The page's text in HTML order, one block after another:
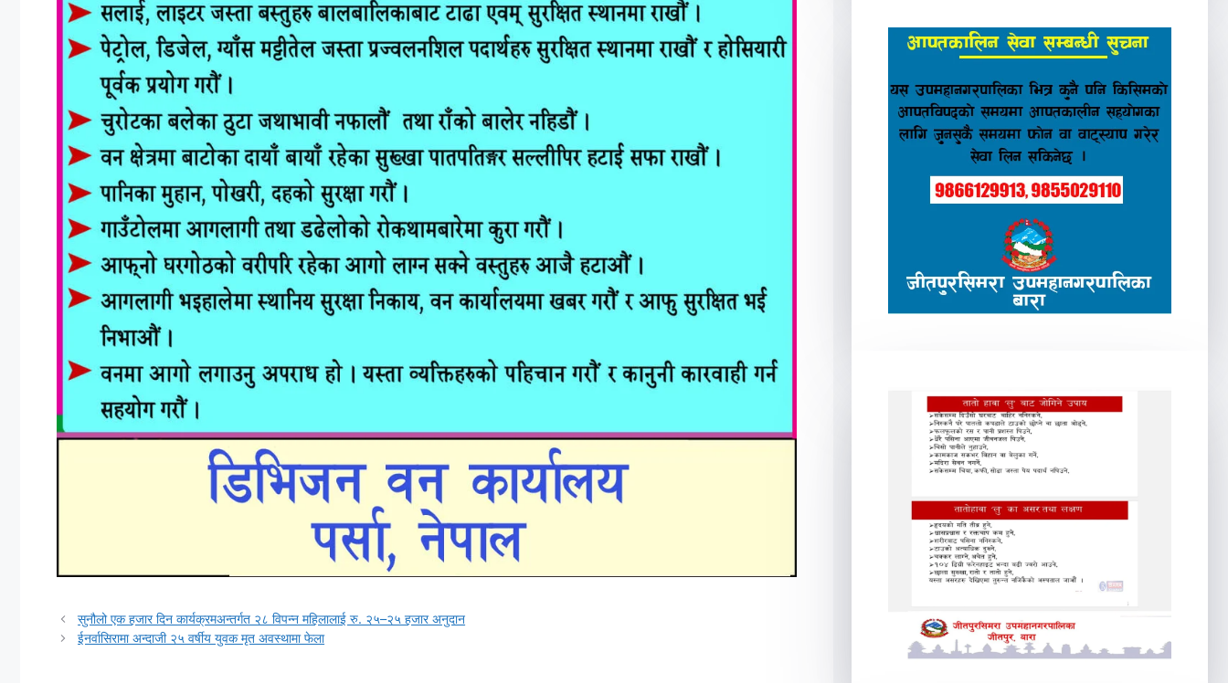
सुनौलो एक हजार दिन कार्यक्रमअन्तर्गत २८ विपन्न महिलालाई रु. २५–२५ हजार अनुदान
ईनर्वासिरामा अन्दाजी २५ वर्षीय युवक मृत अवस्थामा फेला